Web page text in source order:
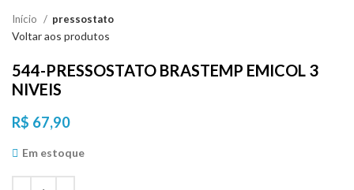
Início pressostato
Voltar aos produtos
544-PRESSOSTATO BRASTEMP EMICOL 3
NIVEIS
R$ 67,90
Em estoque